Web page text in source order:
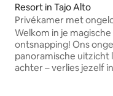
Resort in Tajo Alto
Privékamer met ongelooflijk uitzicht en
zwembad
Welkom in je magische
ontsnapping! Ons
panoramische uitzicht
achter – verlies jezelf